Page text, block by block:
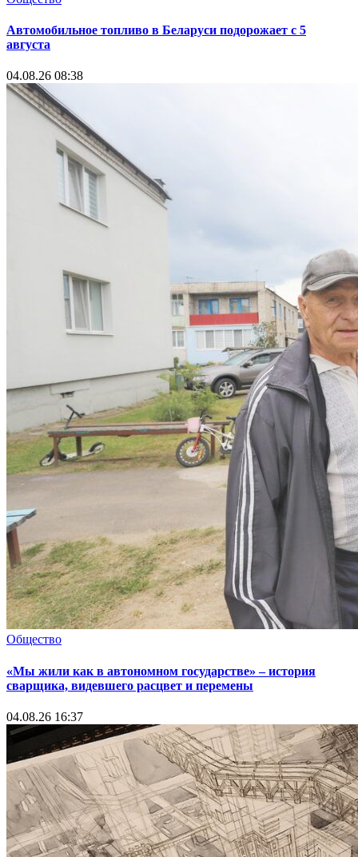
Автомобильное топливо в Беларуси подорожает с 5
августа
04.08.26 08:38
Общество
«Мы жили как в автономном государстве» – история
сварщика, видевшего расцвет и перемены
04.08.26 16:37